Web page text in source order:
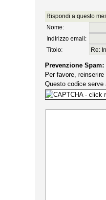
Rispondi a questo
Nome:
Indirizzo email:
Titolo:
Prevenzione Spam:
Per favore,
Questo codice